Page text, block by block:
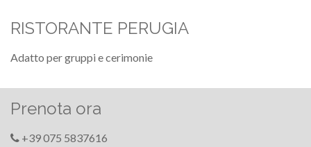
RISTORANTE PERUGIA
Adatto per gruppi e cerimonie
Prenota ora
+39 075 5837616